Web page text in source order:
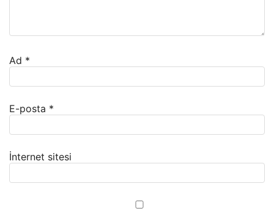
Ad *
E-posta *
İnternet sitesi